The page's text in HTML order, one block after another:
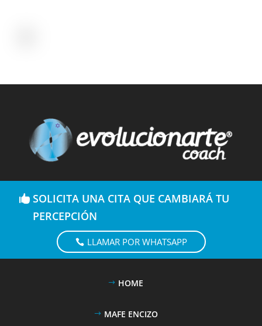
SOLICITA UNA CITA QUE CAMBIARÁ TU
PERCEPCIÓN
LLAMAR POR WHATSAPP
HOME
MAFE ENCIZO